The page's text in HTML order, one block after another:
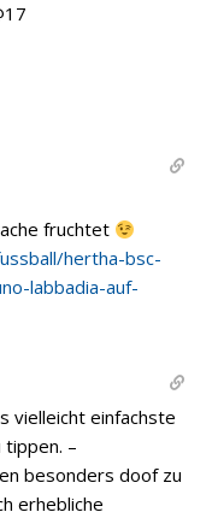
fruchtet
hertha-bsc-
labbadia-auf-
vielleicht einfachste
–
besonders doof zu
erhebliche